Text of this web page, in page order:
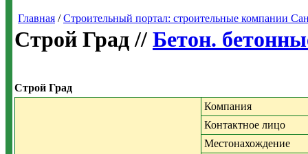
Главная /Строительный портал: строительные компании
Строй Град // Бетон.
Строй Град
Компания
Контактное лицо
Местонахождение